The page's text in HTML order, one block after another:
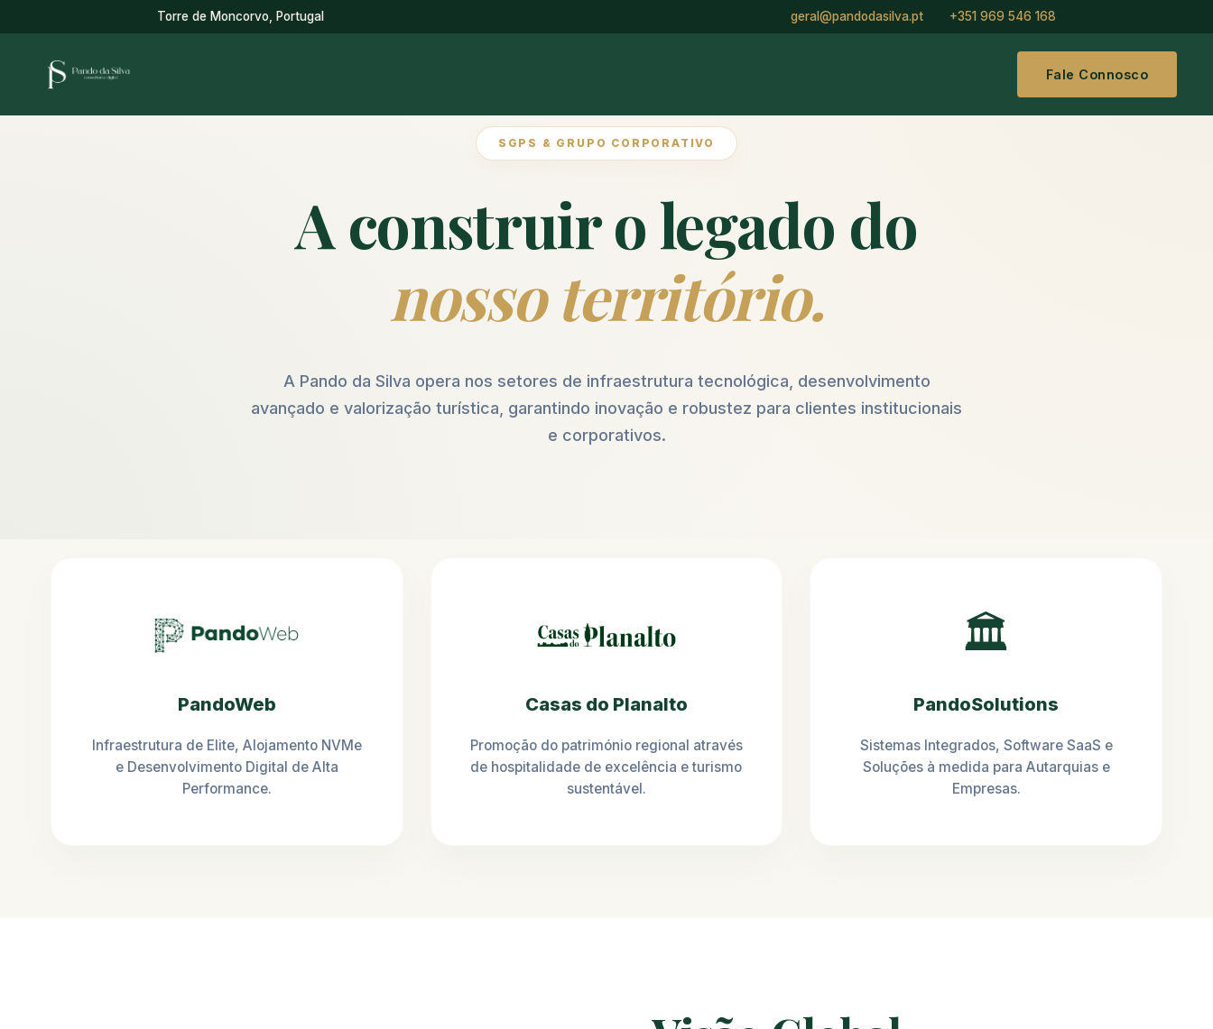
Torre de Moncorvo, Portugal geral@pandodasilva.pt +351 969 546 168
Fale Connosco
SGPS & GRUPO CORPORATIVO
A construir o legado do
nosso território.
A Pando da Silva opera nos setores de infraestrutura tecnológica, desenvolvimento
avançado e valorização turística, garantindo inovação e robustez para clientes institucionais
e corporativos.
PandoWeb
Infraestrutura de Elite, Alojamento NVMe
e Desenvolvimento Digital de Alta
Performance.
Casas do Planalto
Promoção do património regional através
de hospitalidade de excelência e turismo
sustentável.
🏛️
PandoSolutions
Sistemas Integrados, Software SaaS e
Soluções à medida para Autarquias e
Empresas.